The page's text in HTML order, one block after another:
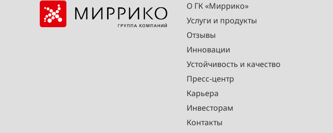
О ГК «Миррико»
Услуги и продукты
Отзывы
Инновации
Устойчивость и качество
Пресс-центр
Карьера
Инвесторам
Контакты